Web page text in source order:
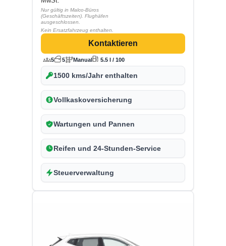
Nur gültig in Malco-Büros
(Geschäftszeiten). Flughäfen
ausgeschlossen.
Kein Ersatzfahrzeug enthalten.
Kontaktieren
5 5 Manual 5.5 l / 100
1500 kms/Jahr enthalten
Vollkaskoversicherung
Wartungen und Pannen
Reifen und 24-Stunden-Service
Steuerverwaltung